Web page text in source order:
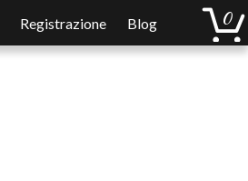
Registrazione Blog